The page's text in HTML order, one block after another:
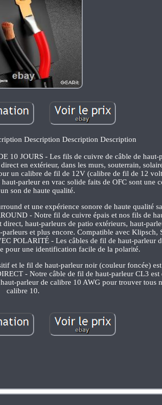
Description Description Description
10 JOURS - Les fils de cuivre de câble de haut-
en extérieur, dans les murs, souterrain,
un calibre de fil de 12V (calibre de fil de 12
parleur en vrac solide faits de OFC sont une
son de haute qualité.
et une expérience sonore de haute qualité
- Notre fil de cuivre épais et nos fils de
haut-parleurs de patio extérieurs, haut-
et plus encore. Compatible avec Klipsch,
POLARITÉ - Les câbles de fil de haut-parleur
pour une identification facile de la polarité.
et le fil de haut-parleur noir (couleur foncée)
- Notre câble de fil de haut-parleur CL3 est
parleur de calibre 10 AWG pour trouver tous
calibre 10.